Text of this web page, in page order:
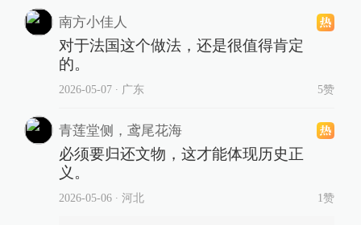
南方小佳人
对于法国这个做法，还是很值得肯定
的。
2026-05-07∙ 广东 5赞
青莲堂侧，鸢尾花海
必须要归还文物，这才能体现历史正
义。
2026-05-06∙ 河北 1赞